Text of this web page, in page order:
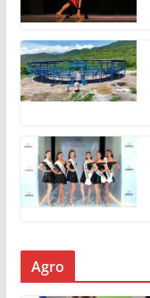
Agro